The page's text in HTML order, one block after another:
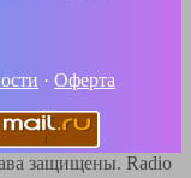
· Оферта
защищены. Radio